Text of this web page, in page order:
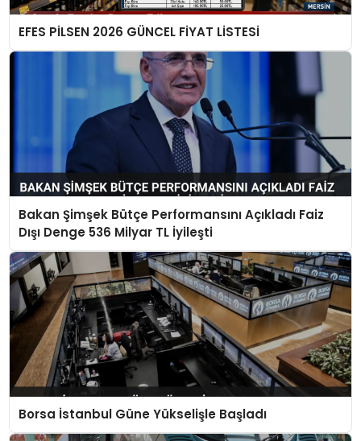
EFES PİLSEN 2026 GÜNCEL FİYAT LİSTESİ
Bakan Şimşek Bütçe Performansını Açıkladı Faiz
Dışı Denge 536 Milyar TL İyileşti
Borsa İstanbul Güne Yükselişle Başladı